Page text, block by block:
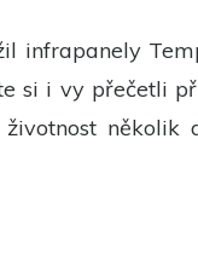
infrapanely
si i vy přečetli
několik